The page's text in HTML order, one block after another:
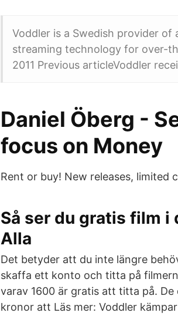
Voddler is a Swedish provider
streaming technology for over-
2011 Previous articleVoddler
Daniel Öberg -
focus on Money
Rent or buy! New releases, limited
Så ser du gratis film i
Alla
Det betyder att du inte längre
skaffa ett konto och titta på
varav 1600 är gratis att titta på.
kronor att Läs mer: Voddler